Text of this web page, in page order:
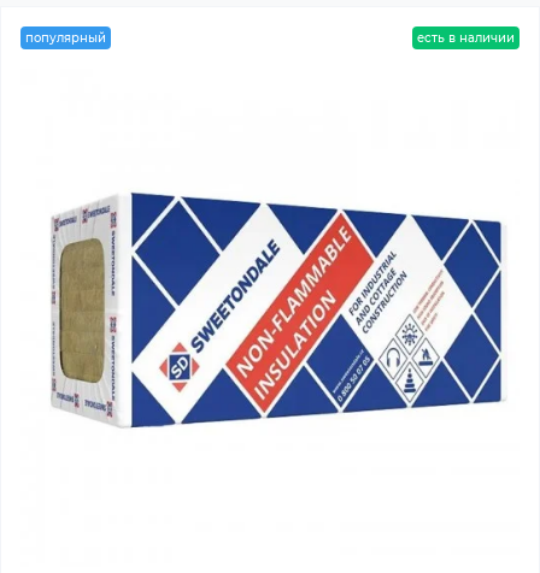
популярный есть в наличии